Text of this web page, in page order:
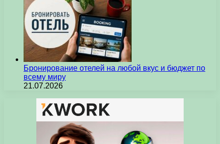
Бронирование отелей на любой вкус и бюджет по
всему миру
21.07.2026